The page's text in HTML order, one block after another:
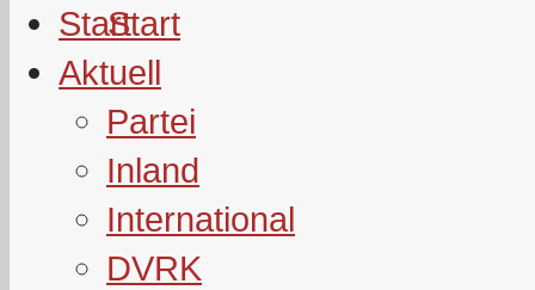
Start
Aktuell
Partei
Inland
International
DVRK